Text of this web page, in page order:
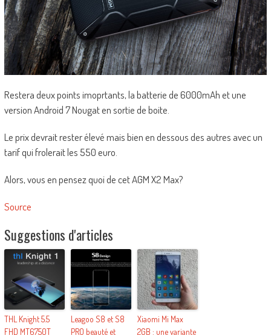
Restera deux points imoprtants, la batterie de 6000mAh et une
version Android 7 Nougat en sortie de boite.
Le prix devrait rester élevé mais bien en dessous des autres avec un
tarif qui frolerait les 550 euro.
Alors, vous en pensez quoi de cet AGM X2 Max?
Source
Suggestions d'articles
THL Knight 5.5
FHD MT6750T
Leagoo S8 et S8
PRO beauté et
Xiaomi Mi Max
2GB : une variante